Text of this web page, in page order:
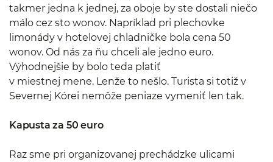
takmer jedna k jednej, za oboje by ste dostali niečo
málo cez sto wonov. Napríklad pri plechovke
limonády v hotelovej chladničke bola cena 50
wonov. Od nás za ňu chceli ale jedno euro.
Výhodnejšie by bolo teda platiť
v miestnej mene. Lenže to nešlo. Turista si totiž v
Severnej Kórei nemôže peniaze vymeniť len tak.
Kapusta za 50 euro
Raz sme pri organizovanej prechádzke ulicami